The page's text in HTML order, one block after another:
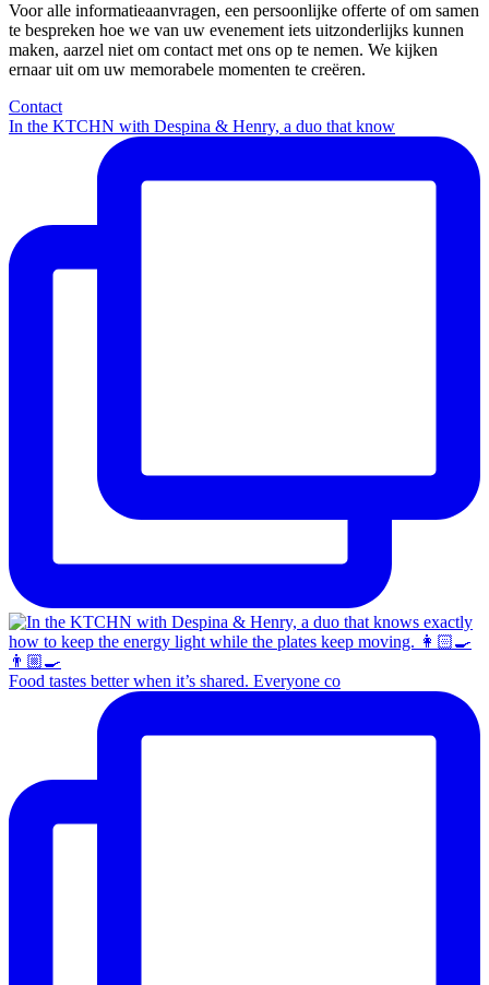
Voor alle informatieaanvragen, een persoonlijke offerte of om samen
te bespreken hoe we van uw evenement iets uitzonderlijks kunnen
maken, aarzel niet om contact met ons op te nemen. We kijken
ernaar uit om uw memorabele momenten te creëren.
Contact
In the KTCHN with Despina & Henry, a duo that know
Food tastes better when it’s shared. Everyone co